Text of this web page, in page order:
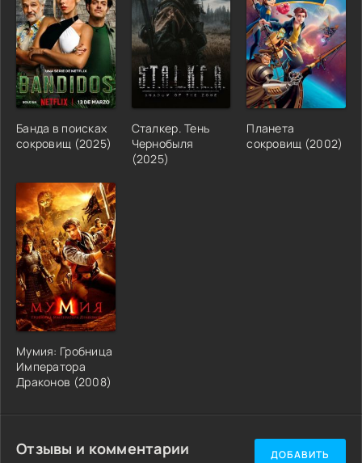
Банда в поисках
сокровищ (2025)
Сталкер. Тень
Чернобыля
(2025)
Планета
сокровищ (2002)
Мумия: Гробница
Императора
Драконов (2008)
Отзывы и комментарии ДОБАВИТЬ